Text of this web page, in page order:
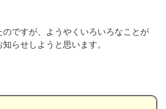
ですが、ようやくいろいろなことが
らせしようと思います。